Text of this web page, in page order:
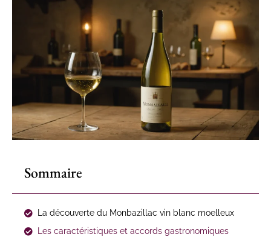
Sommaire
La découverte du Monbazillac vin blanc moelleux
Les caractéristiques et accords gastronomiques